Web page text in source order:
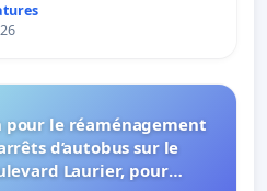
pour le réaménagement
d’autobus sur le
Laurier, pour